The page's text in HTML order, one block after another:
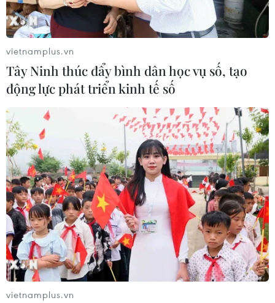
TIN CÙNG CHUYÊN MỤC
vietnamplus.vn
Tây Ninh thúc đẩy bình dân học vụ số, tạo
động lực phát triển kinh tế số
vietnamplus.vn